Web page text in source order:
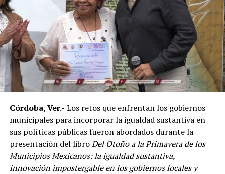
funciona como una de las principales etapas para
conformar al equipo nacional.
Marroquín destacó el desempeño que ha tenido México
en competencias internacionales de artes marciales
mixtas y sostuvo que el país se ha consolidado como una
de las principales potencias del continente americano
en esta disciplina.
De acuerdo con el dirigente deportivo, México ha
conseguido cinco campeonatos panamericanos
consecutivos por equipos, superando a delegaciones
como Estados Unidos y Brasil, considerado uno de los
países con mayor tradición en las artes marciales
mixtas.
Córdoba, Ver.- Los retos que enfrentan los gobiernos
municipales para incorporar la igualdad sustantiva en
sus políticas públicas fueron abordados durante la
presentación del libroDel Otoño a la Primavera de los
Municipios Mexicanos: la igualdad sustantiva,
innovación impostergable en los gobiernos locales y